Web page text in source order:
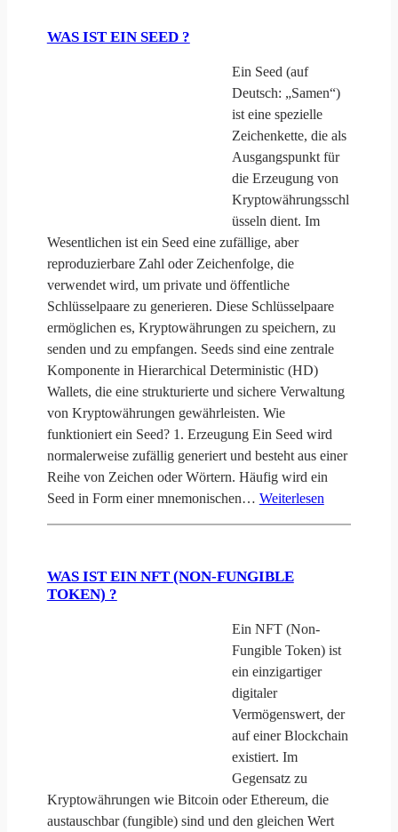
WAS IST EIN SEED ?
Ein Seed (auf
Deutsch: „Samen“)
ist eine spezielle
Zeichenkette, die als
Ausgangspunkt für
die Erzeugung von
Kryptowährungsschl
üsseln dient. Im
Wesentlichen ist ein Seed eine zufällige, aber
reproduzierbare Zahl oder Zeichenfolge, die
verwendet wird, um private und öffentliche
Schlüsselpaare zu generieren. Diese Schlüsselpaare
ermöglichen es, Kryptowährungen zu speichern, zu
senden und zu empfangen. Seeds sind eine zentrale
Komponente in Hierarchical Deterministic (HD)
Wallets, die eine strukturierte und sichere Verwaltung
von Kryptowährungen gewährleisten. Wie
funktioniert ein Seed? 1. Erzeugung Ein Seed wird
normalerweise zufällig generiert und besteht aus einer
Reihe von Zeichen oder Wörtern. Häufig wird ein
Seed in Form einer mnemonischen… Weiterlesen
WAS IST EIN NFT (NON-FUNGIBLE
TOKEN) ?
Ein NFT (Non-
Fungible Token) ist
ein einzigartiger
digitaler
Vermögenswert, der
auf einer Blockchain
existiert. Im
Gegensatz zu
Kryptowährungen wie Bitcoin oder Ethereum, die
austauschbar (fungible) sind und den gleichen Wert